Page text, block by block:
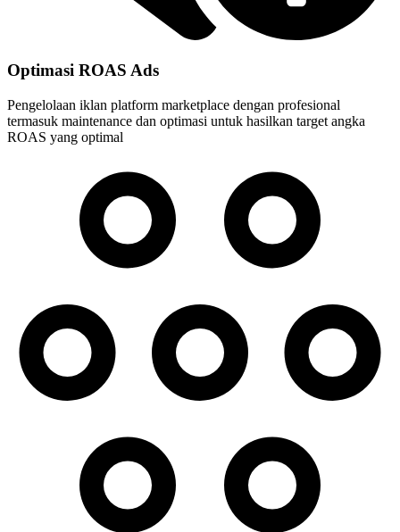
Optimasi ROAS Ads
Pengelolaan iklan platform marketplace dengan profesional
termasuk maintenance dan optimasi untuk hasilkan target angka
ROAS yang optimal